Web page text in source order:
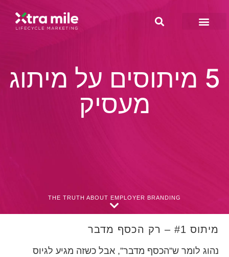
5 מיתוסים על מיתוג
מעסיק
THE TRUTH ABOUT EMPLOYER BRANDING
מיתוס #1 – רק הכסף מדבר
נהוג לומר ש”הכסף מדבר”, אבל כשזה מגיע לגיוס